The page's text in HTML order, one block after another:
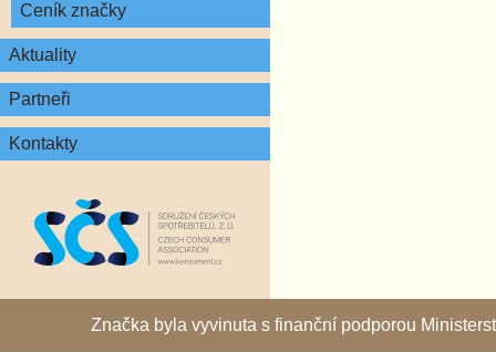
Ceník značky
Aktuality
Partneři
Kontakty
Značka byla vyvinuta s finanční podporou